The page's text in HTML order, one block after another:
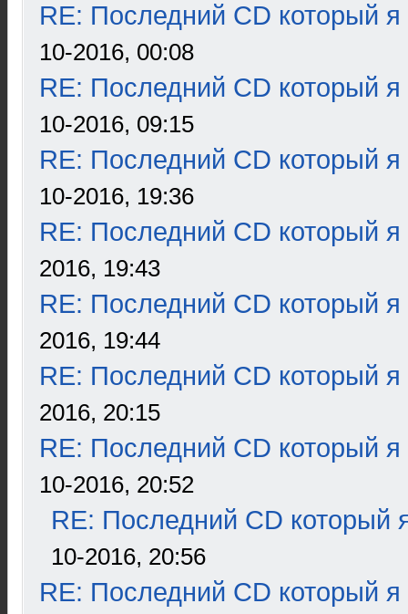
RE: Последний CD который я
10-2016, 00:08
RE: Последний CD который я
10-2016, 09:15
RE: Последний CD который я
10-2016, 19:36
RE: Последний CD который я
2016, 19:43
RE: Последний CD который я
2016, 19:44
RE: Последний CD который я
2016, 20:15
RE: Последний CD который я
10-2016, 20:52
RE: Последний CD который
10-2016, 20:56
RE: Последний CD который я